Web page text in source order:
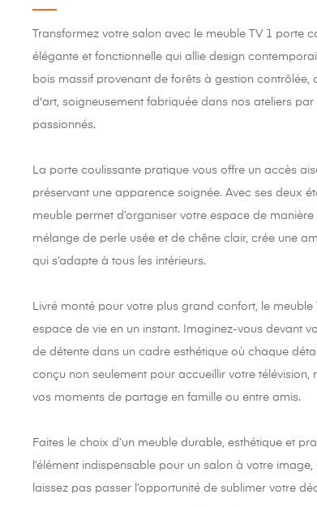
Transformez votre salon avec le meuble TV 1 porte
élégante et fonctionnelle qui allie design
bois massif provenant de forêts à gestion
d'art, soigneusement fabriquée dans nos ateliers par
passionnés.
La porte coulissante pratique vous offre un accès
préservant une apparence soignée. Avec ses deux
meuble permet d’organiser votre espace de
mélange de perle usée et de chêne clair, crée une
qui s’adapte à tous les intérieurs.
Livré monté pour votre plus grand confort, le
espace de vie en un instant. Imaginez-vous devant
de détente dans un cadre esthétique où chaque
conçu non seulement pour accueillir votre
vos moments de partage en famille ou entre amis.
Faites le choix d’un meuble durable, esthétique et
l’élément indispensable pour un salon à votre
laissez pas passer l’opportunité de sublimer votre